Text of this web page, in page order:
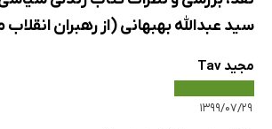
قسم نامه‌ی محمد علی شاه
حلقه‌ی مفقوده تاریخ مکتوب انقلاب
درگیری رئیس مجلس با بهبهانی
تیر خلاص به اعتماد شاه
سید عبدالله بهبهانی (از رهبران
مجید Tav
۱۳۹۹/۰۷/۲۹